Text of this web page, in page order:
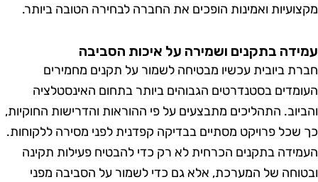
ואמינות הופכים את החברה לבחירה הטובה ביותר.
בתקנים ושמירה על איכות הסביבה
ביובית עכשיו מבטיחה לשמור על תקנים מחמירים
בסטנדרטים הגבוהים ביותר בתחום האינסטלציה
התהליכים מתבצעים על פי ההוראות והדרישות החוקיות,
פרויקט מסתיים בבדיקה קפדנית לפני מסירה ללקוחות.
בתקנים הכרחית לא רק כדי להבטיח פעילות תקינה
של המערכת, אלא גם כדי לשמור על הסביבה מפני